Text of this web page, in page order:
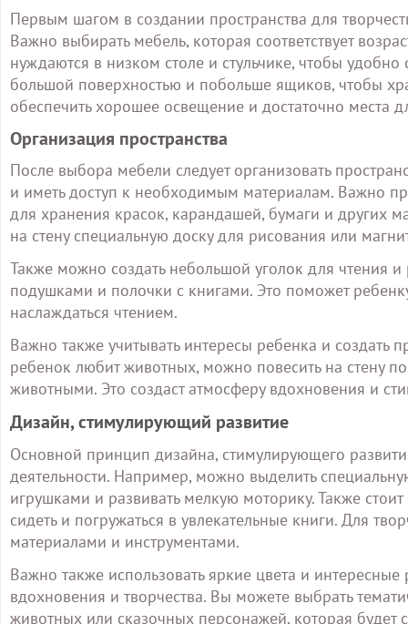
Первым шагом в создании пространства для
Важно выбирать мебель, которая соответствует
нуждаются в низком столе и стульчике, чтобы
большой поверхностью и побольше ящиков, чтобы
обеспечить хорошее освещение и достаточно места
Организация пространства
После выбора мебели следует организовать
и иметь доступ к необходимым материалам. Важно
для хранения красок, карандашей, бумаги и других
на стену специальную доску для рисования или
Также можно создать небольшой уголок для чтения
подушками и полочки с книгами. Это поможет
наслаждаться чтением.
Важно также учитывать интересы ребенка и создать
ребенок любит животных, можно повесить на стену
животными. Это создаст атмосферу вдохновения и
Дизайн, стимулирующий развитие
Основной принцип дизайна, стимулирующего
деятельности. Например, можно выделить
игрушками и развивать мелкую моторику. Также
сидеть и погружаться в увлекательные книги. Для
материалами и инструментами.
Важно также использовать яркие цвета и
вдохновения и творчества. Вы можете выбрать
животных или сказочных персонажей, которая будет